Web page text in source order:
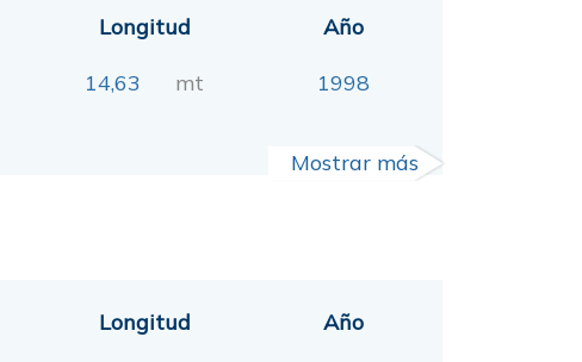
Longitud
14,63 mt
Año
1998
Mostrar más
Longitud Año